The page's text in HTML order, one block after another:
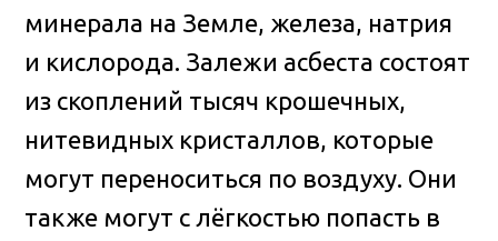
минерала на Земле, железа, натрия
и кислорода. Залежи асбеста состоят
из скоплений тысяч крошечных,
нитевидных кристаллов, которые
могут переноситься по воздуху. Они
также могут с лёгкостью попасть в